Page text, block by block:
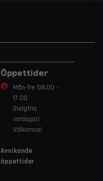
Öppettider
Mån-fre 08.00 -
17.00
(helgfria
vardagar)
Välkomna!
Avvikande
öppettider